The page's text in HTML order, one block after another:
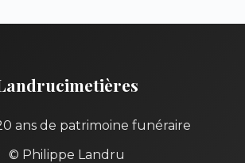
ans de patrimoine funéraire
© Philippe Landru